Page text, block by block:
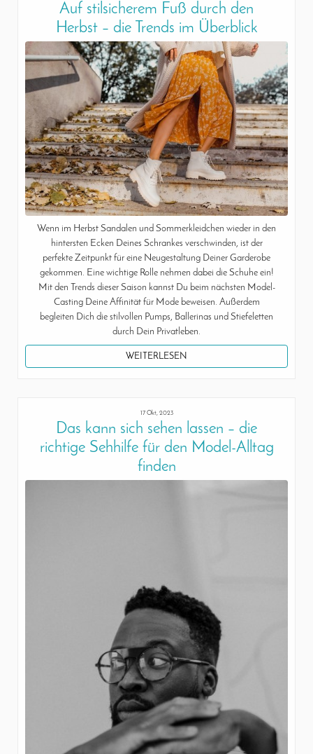
Auf stilsicherem Fuß durch den
Herbst – die Trends im Überblick
Wenn im Herbst Sandalen und Sommerkleidchen wieder in den
hintersten Ecken Deines Schrankes verschwinden, ist der
perfekte Zeitpunkt für eine Neugestaltung Deiner Garderobe
gekommen. Eine wichtige Rolle nehmen dabei die Schuhe ein!
Mit den Trends dieser Saison kannst Du beim nächsten Model-
Casting Deine Affinität für Mode beweisen. Außerdem
begleiten Dich die stilvollen Pumps, Ballerinas und Stiefeletten
durch Dein Privatleben.
WEITERLESEN
17 Okt, 2023
Das kann sich sehen lassen – die
richtige Sehhilfe für den Model-Alltag
finden